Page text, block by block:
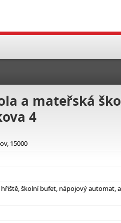
a mateřská
4
15000
školní bufet, nápojový automat,